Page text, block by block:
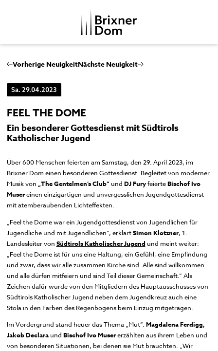
DEIT
DOMKAPITEL
DOMMUSIK
Domchor
Glocken
Musikgeschichte
DOMBEZIRK
Kreuzgang
Domkapitelhaus
Johanneskapelle
Domplatz
Pfarrkirche und Alter Friedhof
Hofburg
GESCHICHTE
MENSCHENBILDER
Multilingual Information FAQ
Termine Neuigkeiten
Vorherige NeuigkeitNächste Neuigkeit
Sa. 29.04.2023
FEEL THE DOME
Ein besonderer Gottesdienst mit Südtirols
Katholischer Jugend
Über 600 Menschen feierten am Samstag, den 29. April 2023, im
Brixner Dom einen besonderen Gottesdienst. Begleitet von moderner
Musik von „The Gentelmen’s Club“und DJ FuryfeierteBischof Ivo
Musereinen einzigartigen und unvergesslichen Jugendgottesdienst
mit atemberaubenden Lichteffekten.
„Feel the Dome war ein Jugendgottesdienst von Jugendlichen für
Jugendliche und mit Jugendlichen“, erklärtSimon Klotzner, 1.
Landesleiter von Südtirols Katholischer Jugend und meint weiter:
„Feel the Dome ist für uns eine Haltung, ein Gefühl, eine Empfindung
und zwar, dass wir alle zusammen Kirche sind. Alle sind willkommen
und alle dürfen mitfeiern und sind Teil dieser Gemeinschaft.“ Als
Zeichen dafür wurde von den Mitgliedern des Hauptausschusses von
Südtirols Katholischer Jugend neben dem Jugendkreuz auch eine
Stola in den Farben des Regenbogens beim Einzug mitgetragen.
Im Vordergrund stand heuer das Thema „Mut“. Magdalena Ferdigg,
Jakob Declaraund Bischof Ivo Musererzählten aus ihrem Leben und
von besonderen Situationen, bei denen sie Mut brauchten. „Wir